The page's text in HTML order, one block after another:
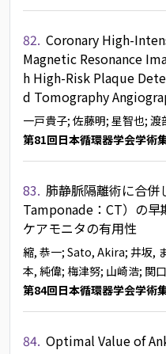
82. Coronary High-
Magnetic Resonance
h High-Risk Plaque
d Tomography
一戸貴子; 佐藤明; 星智也; 渡
第81回日本循環器学会学術
83. 肺静脈隔離術に合併
Tamponade：CT）の早
ケアモニタの有用性
縮, 恭一; Sato, Akira; 井坂,
本, 純偉; 梅津努; 山崎浩; 関
第84回日本循環器学会学術
84. Optimal Value of